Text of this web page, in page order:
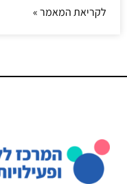
לקריאת המאמר »